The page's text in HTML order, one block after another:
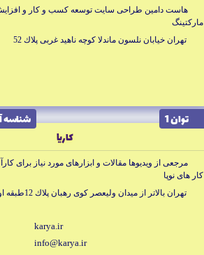
هاست دامين طراحى سايت توسعه كسب و كار و
ماركتينگ
تهران خيابان نلسون ماندلا كوچه ناهيد غربى پلاك 52
توان 1
شناسه آگهى
كاريا
مرجعى از ويديو‌ها مقالات و ابزار‌هاى مورد نياز براى
كار هاى نوپا
تهران بالاتر از ميدان وليعصر كوى رهبان پلاك 12طبقه اول
karya.ir
info@karya.ir